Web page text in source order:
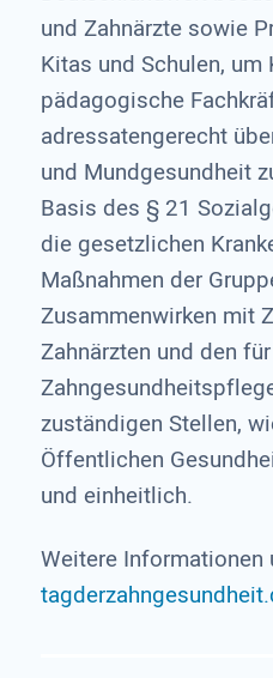
und Zahnärzte sowie
Kitas und Schulen, um
pädagogische
adressatengerecht
und Mundgesundheit
Basis des § 21
die gesetzlichen
Maßnahmen der
Zusammenwirken mit
Zahnärzten und den
zuständigen Stellen,
Öffentlichen
und einheitlich.
Weitere Informationen